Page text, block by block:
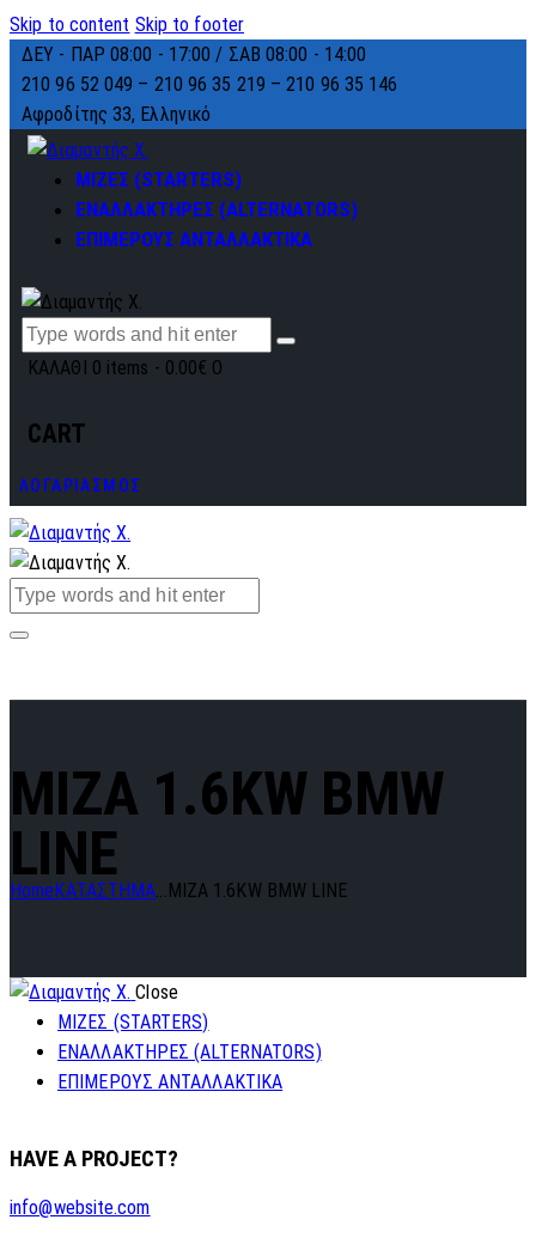
Skip to content Skip to footer
ΔΕΥ - ΠΑΡ 08:00 - 17:00 / ΣΑΒ 08:00 - 14:00
210 96 52 049 – 210 96 35 219 –210 96 35 146
Αφροδίτης 33, Ελληνικό
ΜΙΖΕΣ (STARTERS)
ΕΝΑΛΛΑΚΤΗΡΕΣ (ALTERNATORS)
ΕΠΙΜΕΡΟΥΣ ΑΝΤΑΛΛΑΚΤΙΚΑ
ΚΑΛΑΘΙ 0 items - 0.00€ 0
CART
ΛΟΓΑΡΙΑΣΜΟΣ
MIZA 1.6KW BMW
LINE
Home ΚΑΤΑΣΤΗΜΑ... MIZA 1.6KW BMW LINE
Close
ΜΙΖΕΣ (STARTERS)
ΕΝΑΛΛΑΚΤΗΡΕΣ (ALTERNATORS)
ΕΠΙΜΕΡΟΥΣ ΑΝΤΑΛΛΑΚΤΙΚΑ
HAVE A PROJECT?
info@website.com